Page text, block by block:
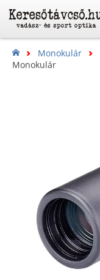
Monokulár
Monokulár